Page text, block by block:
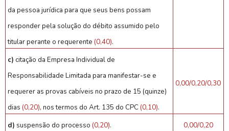
da pessoa jurídica para que seus bens possam
responder pela solução do débito assumido pelo
titular perante o requerente(0,40).
c) citação da Empresa Individual de
Responsabilidade Limitada para manifestar-se e
requerer as provas cabíveis no prazo de 15 (quinze)
dias(0,20), nos termos do Art. 135 do CPC(0,10).
0,00/0,20/0,30
d) suspensão do processo(0,20).
0,00/0,20